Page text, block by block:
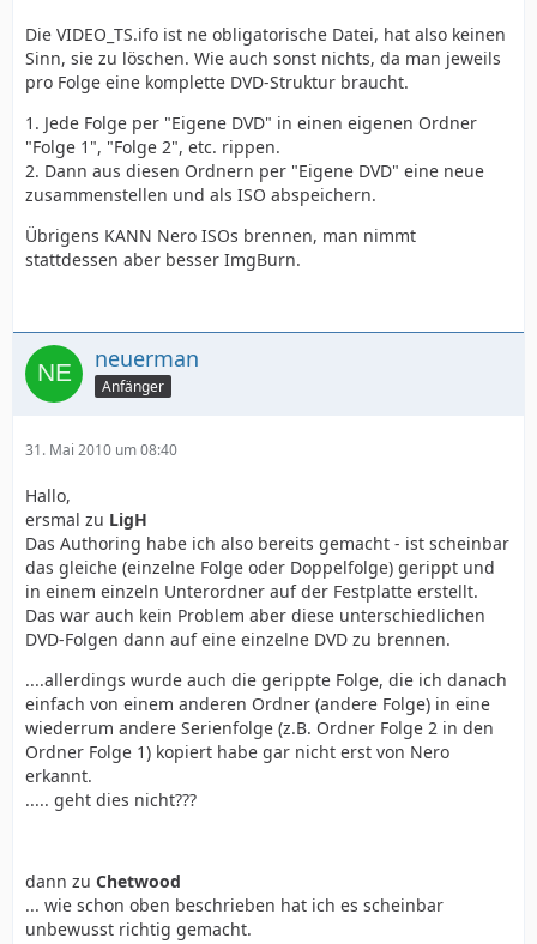
Die VIDEO_TS.ifo ist ne obligatorische Datei, hat also keinen
Sinn, sie zu löschen. Wie auch sonst nichts, da man jeweils
pro Folge eine komplette DVD-Struktur braucht.
1. Jede Folge per "Eigene DVD" in einen eigenen Ordner
"Folge 1", "Folge 2", etc. rippen.
2. Dann aus diesen Ordnern per "Eigene DVD" eine neue
zusammenstellen und als ISO abspeichern.
Übrigens KANN Nero ISOs brennen, man nimmt
stattdessen aber besser ImgBurn.
neuerman
Anfänger
31. Mai 2010 um 08:40
Hallo,
ersmal zu LigH
Das Authoring habe ich also bereits gemacht - ist scheinbar
das gleiche (einzelne Folge oder Doppelfolge) gerippt und
in einem einzeln Unterordner auf der Festplatte erstellt.
Das war auch kein Problem aber diese unterschiedlichen
DVD-Folgen dann auf eine einzelne DVD zu brennen.
....allerdings wurde auch die gerippte Folge, die ich danach
einfach von einem anderen Ordner (andere Folge) in eine
wiederrum andere Serienfolge (z.B. Ordner Folge 2 in den
Ordner Folge 1) kopiert habe gar nicht erst von Nero
erkannt.
..... geht dies nicht???
dann zu Chetwood
... wie schon oben beschrieben hat ich es scheinbar
unbewusst richtig gemacht.